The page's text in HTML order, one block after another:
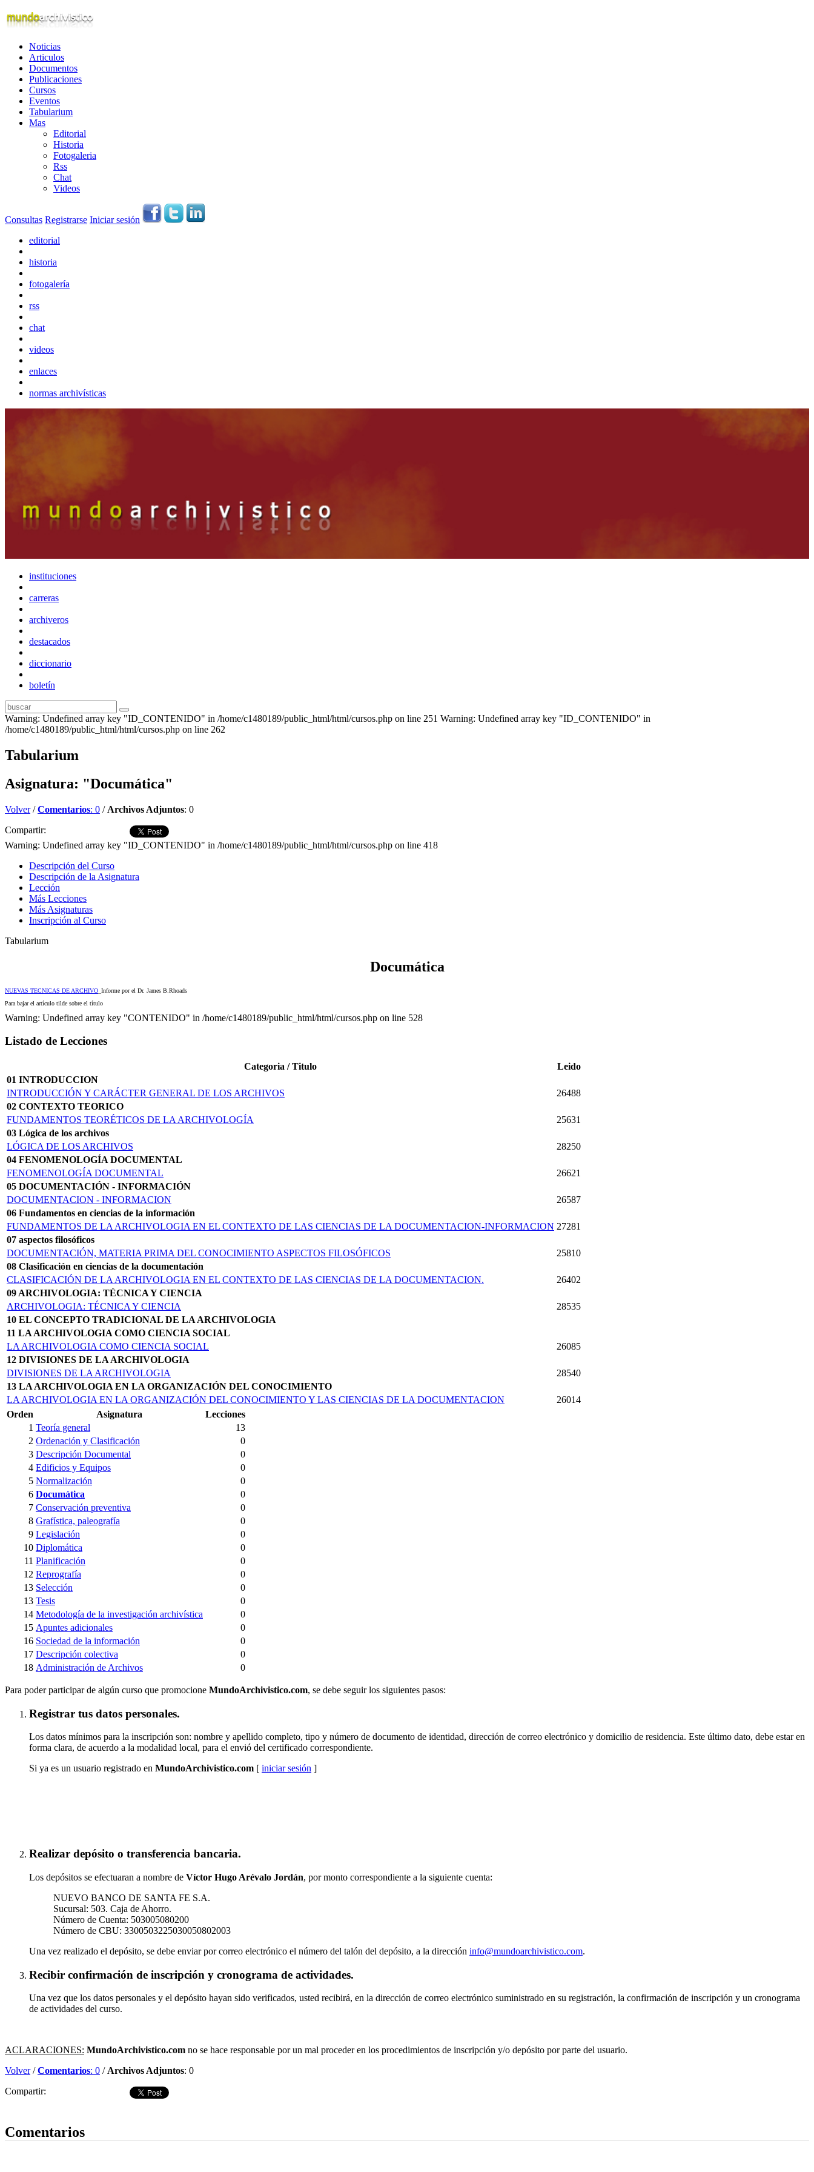
Noticias
Articulos
Documentos
Publicaciones
Cursos
Eventos
Tabularium
Mas
Editorial
Historia
Fotogaleria
Rss
Chat
Videos
Consultas Registrarse Iniciar sesión
editorial
historia
fotogalería
rss
chat
videos
enlaces
normas archivísticas
instituciones
carreras
archiveros
destacados
diccionario
boletín
Warning: Undefined array key "ID_CONTENIDO" in /home/c1480189/public_html/html/cursos.php on line 251 Warning: Undefined array key "ID_CONTENIDO" in
/home/c1480189/public_html/html/cursos.php on line 262
Tabularium
Asignatura: "Documática"
Volver/Comentarios: 0 / Archivos Adjuntos: 0
Compartir:
Warning: Undefined array key "ID_CONTENIDO" in /home/c1480189/public_html/html/cursos.php on line 418
Descripción del Curso
Descripción de la Asignatura
Lección
Más Lecciones
Más Asignaturas
Inscripción al Curso
Tabularium
Documática
NUEVAS TECNICAS DE ARCHIVO _Informe por el Dr. James B.Rhoads
Para bajar el artículo tilde sobre el título
Warning: Undefined array key "CONTENIDO" in /home/c1480189/public_html/html/cursos.php on line 528
Listado de Lecciones
Categoria / Titulo
Leido
01 INTRODUCCION
INTRODUCCIÓN Y CARÁCTER GENERAL DE LOS ARCHIVOS
26488
02 CONTEXTO TEORICO
FUNDAMENTOS TEORÉTICOS DE LA ARCHIVOLOGÍA
25631
03 Lógica de los archivos
LÓGICA DE LOS ARCHIVOS
28250
04 FENOMENOLOGÍA DOCUMENTAL
FENOMENOLOGÍA DOCUMENTAL
26621
05 DOCUMENTACIÓN - INFORMACIÓN
DOCUMENTACION - INFORMACION
26587
06 Fundamentos en ciencias de la información
FUNDAMENTOS DE LA ARCHIVOLOGIA EN EL CONTEXTO DE LAS CIENCIAS DE LA DOCUMENTACION-INFORMACION 27281
07 aspectos filosóficos
DOCUMENTACIÓN, MATERIA PRIMA DEL CONOCIMIENTO ASPECTOS FILOSÓFICOS
25810
08 Clasificación en ciencias de la documentación
CLASIFICACIÓN DE LA ARCHIVOLOGIA EN EL CONTEXTO DE LAS CIENCIAS DE LA DOCUMENTACION.
26402
09 ARCHIVOLOGIA: TÉCNICA Y CIENCIA
ARCHIVOLOGIA: TÉCNICA Y CIENCIA
28535
10 EL CONCEPTO TRADICIONAL DE LA AR­CHIVOLOGIA
11 LA ARCHIVOLOGIA COMO CIENCIA SOCIAL
LA ARCHIVOLOGIA COMO CIENCIA SOCIAL
26085
12 DIVISIONES DE LA ARCHIVOLOGIA
DIVISIONES DE LA ARCHIVOLOGIA
28540
13 LA ARCHIVOLOGIA EN LA ORGANIZACIÓN DEL CONOCIMIENTO
LA ARCHIVOLOGIA EN LA ORGANIZACIÓN DEL CONOCIMIENTO Y LAS CIENCIAS DE LA DOCU­MENTACION
26014
Orden
Asignatura
Lecciones
1 Teoría general
13
2 Ordenación y Clasificación
0
3 Descripción Documental
0
4 Edificios y Equipos
0
5 Normalización
0
6 Documática
0
7 Conservación preventiva
0
8 Grafística, paleografía
0
9 Legislación
0
10 Diplomática
0
11 Planificación
0
12 Reprografía
0
13 Selección
0
13 Tesis
0
14 Metodología de la investigación archivística
0
15 Apuntes adicionales
0
16 Sociedad de la información
0
17 Descripción colectiva
0
18 Administración de Archivos 0
Para poder participar de algún curso que promocione MundoArchivistico.com, se debe seguir los siguientes pasos:
Registrar tus datos personales.
Los datos mínimos para la inscripción son: nombre y apellido completo, tipo y número de documento de identidad, dirección de correo electrónico y domicilio de residencia. Este último dato, debe estar en
forma clara, de acuerdo a la modalidad local, para el envió del certificado correspondiente.
Si ya es un usuario registrado en MundoArchivistico.com [ iniciar sesión ]
Realizar depósito o transferencia bancaria.
Los depósitos se efectuaran a nombre de Víctor Hugo Arévalo Jordán, por monto correspondiente a la siguiente cuenta:
NUEVO BANCO DE SANTA FE S.A.
Sucursal: 503. Caja de Ahorro.
Número de Cuenta: 503005080200
Número de CBU: 3300503225030050802003
Una vez realizado el depósito, se debe enviar por correo electrónico el número del talón del depósito, a la dirección info@mundoarchivistico.com.
Recibir confirmación de inscripción y cronograma de actividades.
Una vez que los datos personales y el depósito hayan sido verificados, usted recibirá, en la dirección de correo electrónico suministrado en su registración, la confirmación de inscripción y un cronograma
de actividades del curso.
ACLARACIONES: MundoArchivistico.com no se hace responsable por un mal proceder en los procedimientos de inscripción y/o depósito por parte del usuario.
Volver/Comentarios: 0 / Archivos Adjuntos: 0
Compartir:
Comentarios